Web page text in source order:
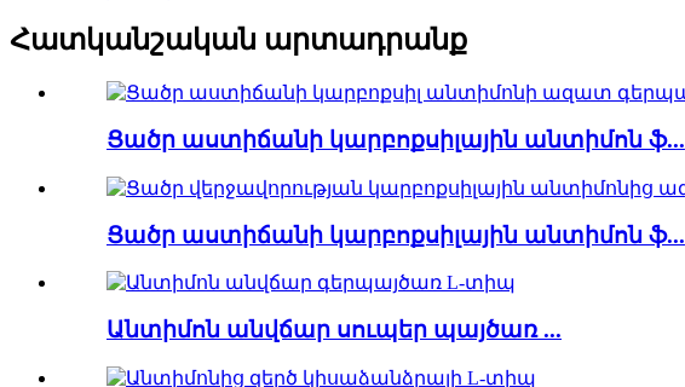
Հատկանշական արտադրանք
Ցածր աստիճանի կարբոքսիլային անտիմոն ֆ...
Ցածր աստիճանի կարբոքսիլային անտիմոն ֆ...
Անտիմոն անվճար սուպեր պայծառ ...